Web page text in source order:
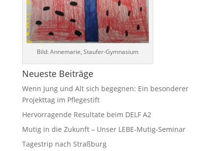
Bild: Annemarie, Staufer-Gymnasium
Neueste Beiträge
Wenn Jung und Alt sich begegnen: Ein besonderer
Projekttag im Pflegestift
Hervorragende Resultate beim DELF A2
Mutig in die Zukunft – Unser LEBE‑Mutig‑Seminar
Tagestrip nach Straßburg